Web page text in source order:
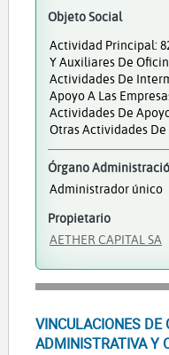
Objeto Social
Actividad Principal:
Y Auxiliares De
Actividades De
Apoyo A Las
Actividades De
Otras Actividades De
Órgano
Administrador único
Propietario
AETHER CAPITAL SA
VINCULACIONES DE
ADMINISTRATIVA Y